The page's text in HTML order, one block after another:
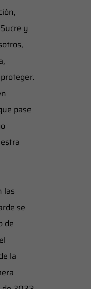
y
pase
las
se
de
la